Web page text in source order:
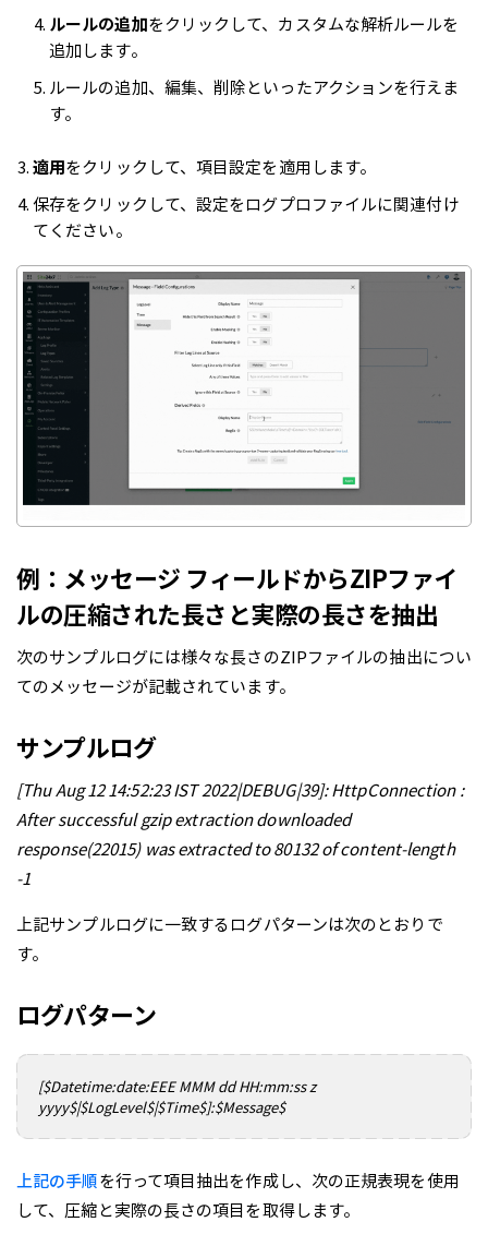
ルールの追加をクリックして、カスタムな解析ルールを
追加します。
ルールの追加、編集、削除といったアクションを行えま
す。
適用をクリックして、項目設定を適用します。
保存をクリックして、設定をログプロファイルに関連付け
てください。
例：メッセージ フィールドからZIPファイ
ルの圧縮された長さと実際の長さを抽出
次のサンプルログには様々な長さのZIPファイルの抽出につい
てのメッセージが記載されています。
サンプルログ
[Thu Aug 12 14:52:23 IST 2022|DEBUG|39]: HttpConnection :
After successful gzip extraction downloaded
response(22015) was extracted to 80132 of content-length
-1
上記サンプルログに一致するログパターンは次のとおりで
す。
ログパターン
[$Datetime:date:EEE MMM dd HH:mm:ss z
yyyy$|$LogLevel$|$Time$]:$Message$
上記の手順を行って項目抽出を作成し、次の正規表現を使用
して、圧縮と実際の長さの項目を取得します。